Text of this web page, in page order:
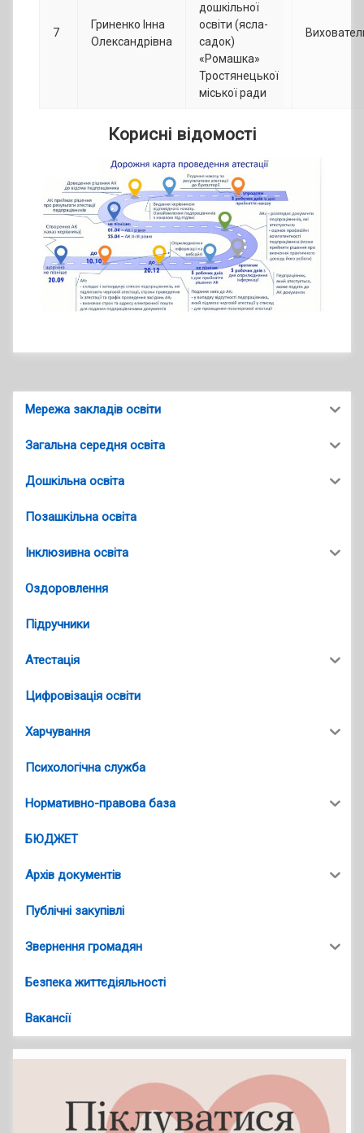
7
Гриненко Інна
Олександрівна
дошкільної
освіти (ясла-
садок)
«Ромашка»
Тростянецької
міської ради
Корисні відомості
Мережа закладів освіти
Загальна середня освіта
Дошкільна освіта
Позашкільна освіта
Інклюзивна освіта
Оздоровлення
Підручники
Атестація
Цифровізація освіти
Харчування
Психологічна служба
Нормативно-правова база
БЮДЖЕТ
Архів документів
Публічні закупівлі
Звернення громадян
Безпека життєдіяльності
Вакансії